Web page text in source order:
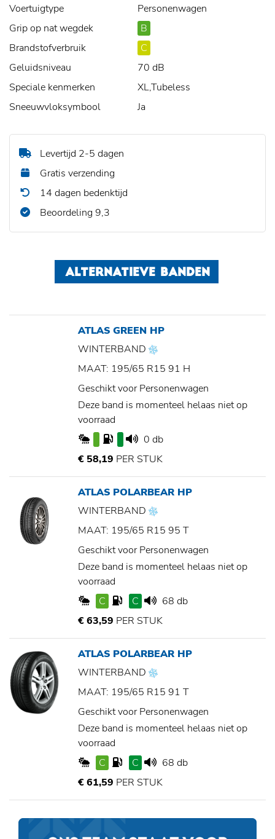
Voertuigtype
Personenwagen
Grip op nat wegdek
B
Brandstofverbruik
C
Geluidsniveau
70 dB
Speciale kenmerken
XL,Tubeless
Sneeuwvloksymbool
Ja
Levertijd 2-5 dagen
Gratis verzending
14 dagen bedenktijd
Beoordeling 9,3
ALTERNATIEVE BANDEN
ATLAS GREEN HP
WINTERBAND
MAAT: 195/65 R15 91 H
Geschikt voor Personenwagen
Deze band is momenteel helaas niet op
voorraad
0 db
€ 58,19 PER STUK
ATLAS POLARBEAR HP
WINTERBAND
MAAT: 195/65 R15 95 T
Geschikt voor Personenwagen
Deze band is momenteel helaas niet op
voorraad
C
C
68 db
€ 63,59 PER STUK
ATLAS POLARBEAR HP
WINTERBAND
MAAT: 195/65 R15 91 T
Geschikt voor Personenwagen
Deze band is momenteel helaas niet op
voorraad
C
C
68 db
€ 61,59 PER STUK